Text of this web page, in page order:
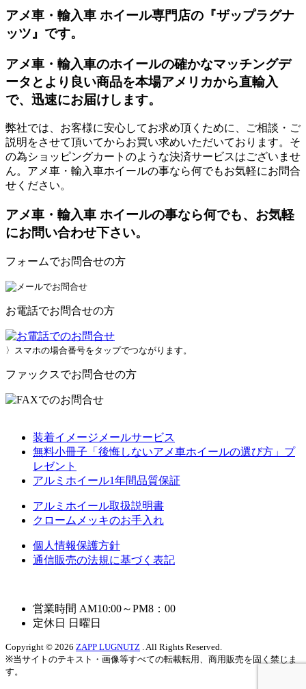
アメ車・輸入車 ホイール専門店の『ザップラグナ
ッツ』です。
アメ車・輸入車のホイールの確かなマッチングデ
ータとより良い商品を本場アメリカから直輸入
で、迅速にお届けします。
弊社では、お客様に安心してお求め頂くために、ご相談・ご
説明をさせて頂いてからお買い求めいただいております。そ
の為ショッピングカートのような決済サービスはございませ
ん。アメ車・輸入車ホイールの事なら何でもお気軽にお問合
せください。
アメ車・輸入車 ホイールの事なら何でも、お気軽
にお問い合わせ下さい。
フォームでお問合せの方
お電話でお問合せの方
〉スマホの場合番号をタップでつながります。
ファックスでお問合せの方
装着イメージメールサービス
無料小冊子「後悔しないアメ車ホイールの選び方」プ
レゼント
アルミホイール1年間品質保証
アルミホイール取扱説明書
クロームメッキのお手入れ
個人情報保護方針
通信販売の法規に基づく表記
営業時間 AM10:00～PM8：00
定休日 日曜日
Copyright © 2026 ZAPP LUGNUTZ . All Rights Reserved.
※当サイトのテキスト・画像等すべての転載転用、商用販売を固く禁じま
す。